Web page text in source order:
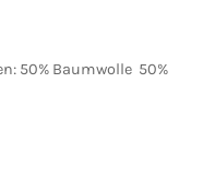
50% Baumwolle 50%